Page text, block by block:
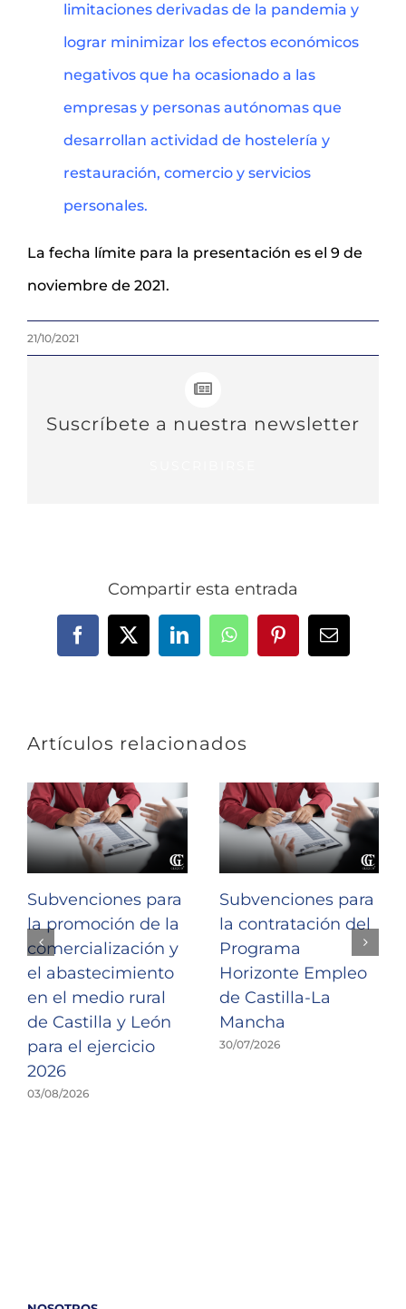
limitaciones derivadas de la pandemia y
lograr minimizar los efectos económicos
negativos que ha ocasionado a las
empresas y personas autónomas que
desarrollan actividad de hostelería y
restauración, comercio y servicios
personales.
La fecha límite para la presentación es el 9 de
noviembre de 2021.
21/10/2021
Suscríbete a nuestra newsletter
Compartir esta entrada
Facebook
X LinkedInWhatsAppPinterestCorreo
Artículos relacionados
Subvenciones para
la promoción de la
comercialización y
el abastecimiento
en el medio rural
de Castilla y León
para el ejercicio
2026
03/08/2026
Subvenciones para
la contratación del
Programa
Horizonte Empleo
de Castilla-La
Mancha
30/07/2026